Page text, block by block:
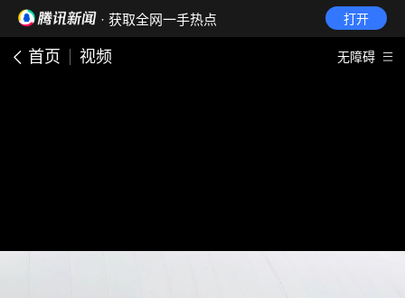
· 获取全网一手热点 打开
首页 视频 无障碍